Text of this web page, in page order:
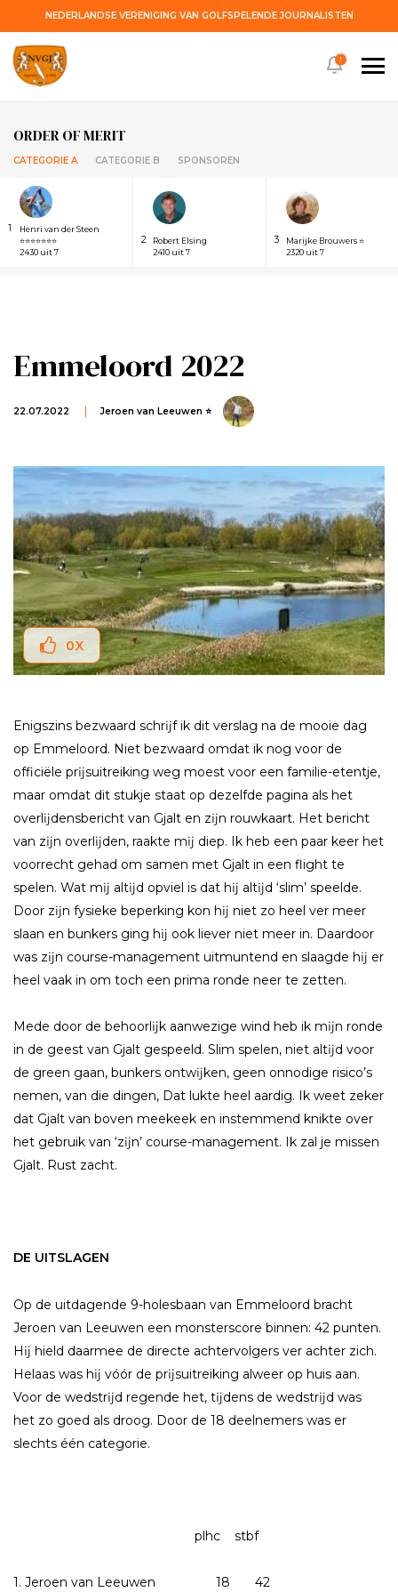
NEDERLANDSE VERENIGING VAN GOLFSPELENDE JOURNALISTEN
ORDER OF MERIT
CATEGORIE A CATEGORIE B SPONSOREN
1
Henri van der Steen
⭐⭐⭐⭐⭐⭐⭐
2430 uit 7
2
Robert Elsing
2410 uit 7
3
Marijke Brouwers ⭐
2320 uit 7
!
Emmeloord 2022
22.07.2022 Jeroen van Leeuwen ⭐
0X
Enigszins bezwaard schrĳf ik dit verslag na de mooie dag
op Emmeloord. Niet bezwaard omdat ik nog voor de
officiële prĳsuitreiking weg moest voor een familie-etentje,
maar omdat dit stukje staat op dezelfde pagina als het
overlĳdensbericht van Gjalt en zĳn rouwkaart. Het bericht
van zĳn overlĳden, raakte mĳ diep. Ik heb een paar keer het
voorrecht gehad om samen met Gjalt in een flight te
spelen. Wat mĳ altĳd opviel is dat hĳ altĳd ‘slim’ speelde.
Door zĳn fysieke beperking kon hĳ niet zo heel ver meer
slaan en bunkers ging hĳ ook liever niet meer in. Daardoor
was zĳn course-management uitmuntend en slaagde hĳ er
heel vaak in om toch een prima ronde neer te zetten.
Mede door de behoorlĳk aanwezige wind heb ik mĳn ronde
in de geest van Gjalt gespeeld. Slim spelen, niet altĳd voor
de green gaan, bunkers ontwĳken, geen onnodige risico’s
nemen, van die dingen, Dat lukte heel aardig. Ik weet zeker
dat Gjalt van boven meekeek en instemmend knikte over
het gebruik van ‘zĳn’ course-management. Ik zal je missen
Gjalt. Rust zacht.
DE UITSLAGEN
Op de uitdagende 9-holesbaan van Emmeloord bracht
Jeroen van Leeuwen een monsterscore binnen: 42 punten.
Hĳ hield daarmee de directe achtervolgers ver achter zich.
Helaas was hĳ vóór de prĳsuitreiking alweer op huis aan.
Voor de wedstrĳd regende het, tĳdens de wedstrĳd was
het zo goed als droog. Door de 18 deelnemers was er
slechts één categorie.
plhc stbf
1. Jeroen van Leeuwen 18 42